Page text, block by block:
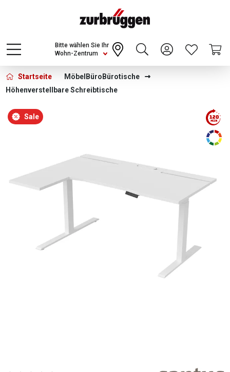
Choose a different country or region to see
content for your location and shop online
CONTINUE
Wohn-Zentrum
Bitte wählen Sie Ihr
Startseite Möbel Büro Bürotische
Höhenverstellbare Schreibtische
Bildergalerie überspringen
Sale